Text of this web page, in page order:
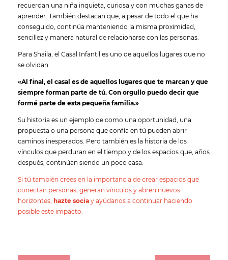
recuerdan una niña inquieta, curiosa y con muchas ganas de
aprender. También destacan que, a pesar de todo el que ha
conseguido, continúa manteniendo la misma proximidad,
sencillez y manera natural de relacionarse con las personas.
Para Shaila, el Casal Infantil es uno de aquellos lugares que no
se olvidan.
«Al final, el casal es de aquellos lugares que te marcan y que
siempre forman parte de tú. Con orgullo puedo decir que
formé parte de esta pequeña familia.»
Su historia es un ejemplo de como una oportunidad, una
propuesta o una persona que confía en tú pueden abrir
caminos inesperados. Pero también es la historia de los
vínculos que perduran en el tiempo y de los espacios que, años
después, continúan siendo un poco casa.
Si tú también crees en la importancia de crear espacios que
conectan personas, generan vínculos y abren nuevos
horizontes, hazte socia y ayúdanos a continuar haciendo
posible este impacto.